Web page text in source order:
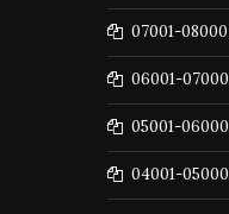
07001-08000
06001-07000
05001-06000
04001-05000